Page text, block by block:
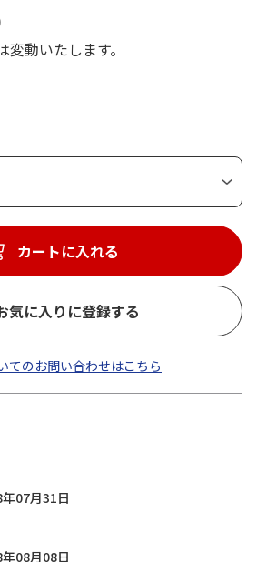
動いたします。
カートに入れる
気に入りに登録する
てのお問い合わせはこちら
07月31日
08月08日